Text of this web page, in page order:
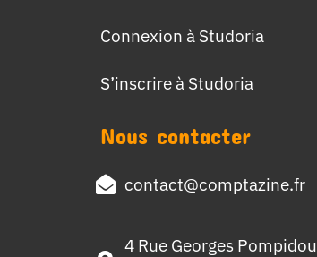
Connexion à Studoria
S’inscrire à Studoria
Nous contacter
contact@comptazine.fr
4 Rue Georges Pompidou